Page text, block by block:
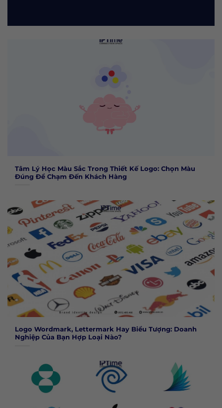
Tâm Lý Học Màu Sắc Trong Thiết Kế Logo: Chọn Màu
Đúng Để Chạm Đến Khách Hàng
Logo Wordmark, Lettermark Hay Biểu Tượng: Doanh
Nghiệp Của Bạn Hợp Loại Nào?